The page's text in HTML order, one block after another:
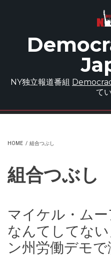
NY独立報道番組
て
HOME / 組合つぶし
組合つぶし
マイケル・ム
なんてしてな
ン州労働デモで